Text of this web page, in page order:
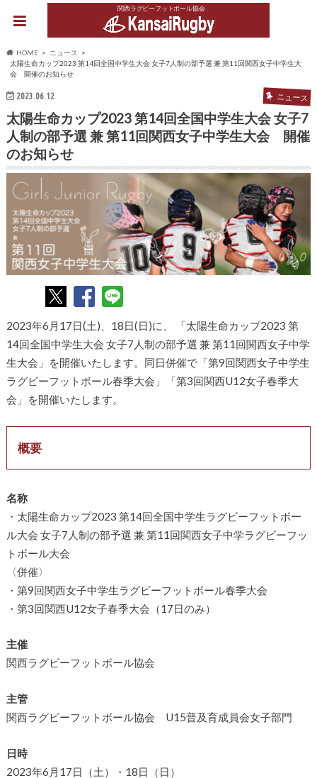
関西ラグビーフットボール協会
HOME
ニュース
太陽生命カップ2023 第14回全国中学生大会 女子7人制の部予選 兼 第11回関西女子中学生大
会 開催のお知らせ
2023.06.12 ニュース
太陽生命カップ2023 第14回全国中学生大会 女子7
人制の部予選 兼 第11回関西女子中学生大会 開催
のお知らせ
2023年6月17日(土)、18日(日)に、 「太陽生命カップ2023 第
14回全国中学生大会 女子7人制の部予選 兼 第11回関西女子中学
生大会」を開催いたします。同日併催で「第9回関西女子中学生
ラグビーフットボール春季大会」「第3回関西U12女子春季大
会」を開催いたします。
概要
名称
・太陽生命カップ2023 第14回全国中学生ラグビーフットボー
ル大会 女子7人制の部予選 兼 第11回関西女子中学ラグビーフッ
トボール大会
〈併催〉
・第9回関西女子中学生ラグビーフットボール春季大会
・第3回関西U12女子春季大会（17日のみ）
主催
関西ラグビーフットボール協会
主管
関西ラグビーフットボール協会 U15普及育成員会女子部門
日時
2023年6月17日（土）・18日（日）